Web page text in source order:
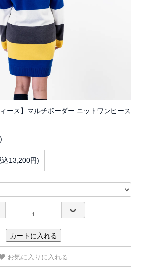
ース】マルチボーダー ニットワンピース
13,200円)
カートに入れる
お気に入りに入れる